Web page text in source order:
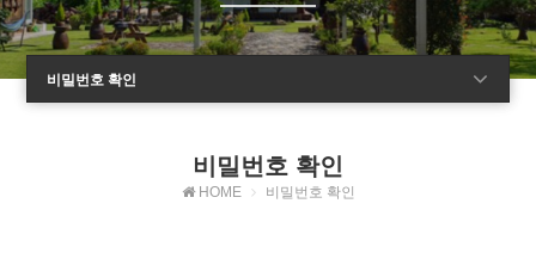
비밀번호 확인
비밀번호 확인
HOME 비밀번호 확인